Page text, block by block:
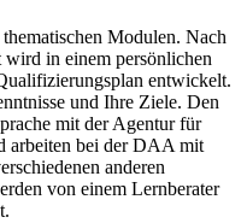
Modulen. Nach
in einem persönlichen
entwickelt.
und Ihre Ziele. Den
mit der Agentur für
arbeiten bei der DAA mit
anderen
von einem Lernberater